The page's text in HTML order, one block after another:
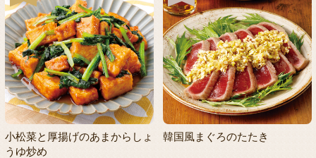
小松菜と厚揚げのあまからしょ
うゆ炒め
韓国風まぐろのたたき